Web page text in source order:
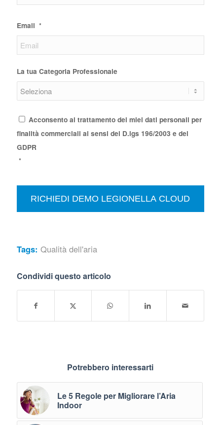
Email *
La tua Categoria Professionale
Consenso
Acconsento al trattamento dei miei dati personali per
finalità commerciali ai sensi del D.lgs 196/2003 e del
GDPR
*
Tags: Qualità dell'aria
Condividi questo articolo
Potrebbero interessarti
Le 5 Regole per Migliorare l’Aria
Indoor